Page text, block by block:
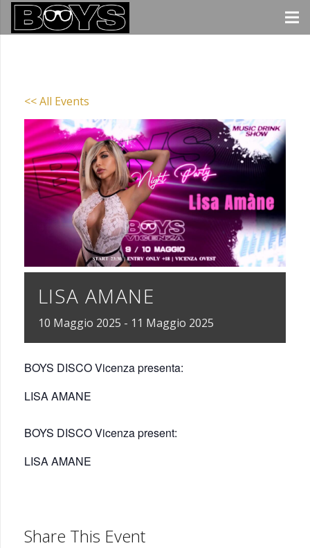
<< All Events
LISA AMANE
10 Maggio 2025 - 11 Maggio 2025
BOYS DISCO Vicenza presenta:
LISA AMANE
BOYS DISCO Vicenza present:
LISA AMANE
Share This Event